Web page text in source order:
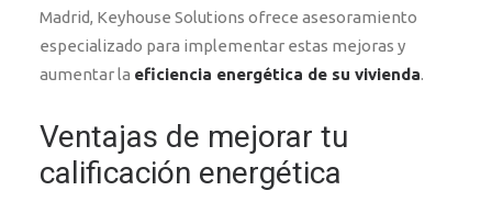
Madrid, Keyhouse Solutions ofrece asesoramiento
especializado para implementar estas mejoras y
aumentar la eficiencia energética de su vivienda.
Ventajas de mejorar tu
calificación energética